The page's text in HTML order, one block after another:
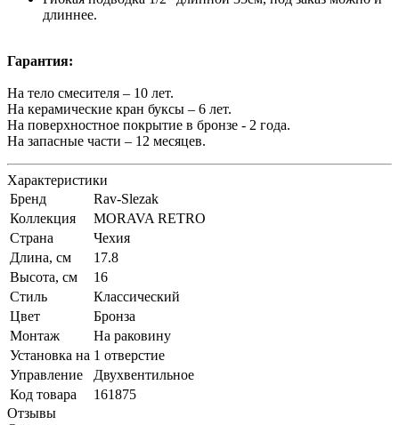
длиннее.
Гарантия:
На тело смесителя – 10 лет.
На керамическиe кран буксы – 6 лет.
На поверхностное покрытие в бронзе - 2 года.
На запасные части – 12 месяцев.
Характеристики
Бренд
Rav-Slezak
Коллекция
MORAVA RETRO
Страна
Чехия
Длина, см
17.8
Высота, см
16
Стиль
Классический
Цвет
Бронза
Монтаж
На раковину
Установка на 1 отверстие
Управление
Двухвентильное
Код товара
161875
Отзывы